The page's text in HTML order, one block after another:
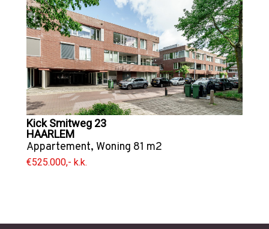
Kick Smitweg 23
HAARLEM
Appartement, Woning 81 m2
€525.000,- k.k.